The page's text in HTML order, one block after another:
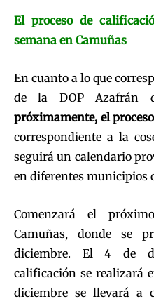
El proceso de
semana en Camuñas
En cuanto a lo que
de la DOP Azafrán
próximamente, el
correspondiente a la
seguirá un calendario
en diferentes municipios
Comenzará el
Camuñas, donde se
diciembre. El 4 de
calificación se realizará
diciembre se llevará a